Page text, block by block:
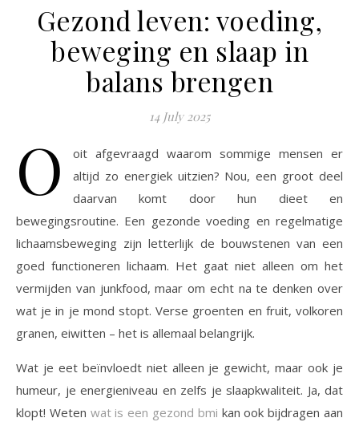
Gezond leven: voeding,
beweging en slaap in
balans brengen
14 July 2025
O
oit afgevraagd waarom sommige mensen er
altijd zo energiek uitzien? Nou, een groot deel
daarvan komt door hun dieet en
bewegingsroutine. Een gezonde voeding en regelmatige
lichaamsbeweging zijn letterlijk de bouwstenen van een
goed functioneren lichaam. Het gaat niet alleen om het
vermijden van junkfood, maar om echt na te denken over
wat je in je mond stopt. Verse groenten en fruit, volkoren
granen, eiwitten – het is allemaal belangrijk.
Wat je eet beïnvloedt niet alleen je gewicht, maar ook je
humeur, je energieniveau en zelfs je slaapkwaliteit. Ja, dat
klopt! Weten wat is een gezond bmi kan ook bijdragen aan